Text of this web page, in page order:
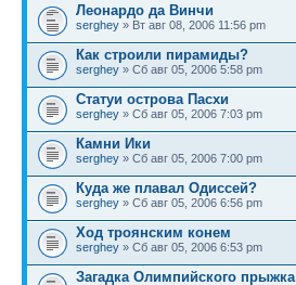
Леонардо да Винчи
serghey » Вт авг 08, 2006 11:56 pm
Как строили пирамиды?
serghey » Сб авг 05, 2006 5:58 pm
Статуи острова Пасхи
serghey » Сб авг 05, 2006 7:03 pm
Камни Ики
serghey » Сб авг 05, 2006 7:00 pm
Куда же плавал Одиссей?
serghey » Сб авг 05, 2006 6:56 pm
Ход троянским конем
serghey » Сб авг 05, 2006 6:53 pm
Загадка Олимпийского прыжка